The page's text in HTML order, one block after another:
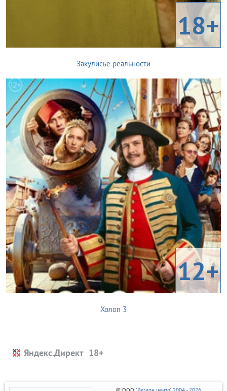
18+
Закулисье реальности
12+
Холоп 3
Яндекс.Директ